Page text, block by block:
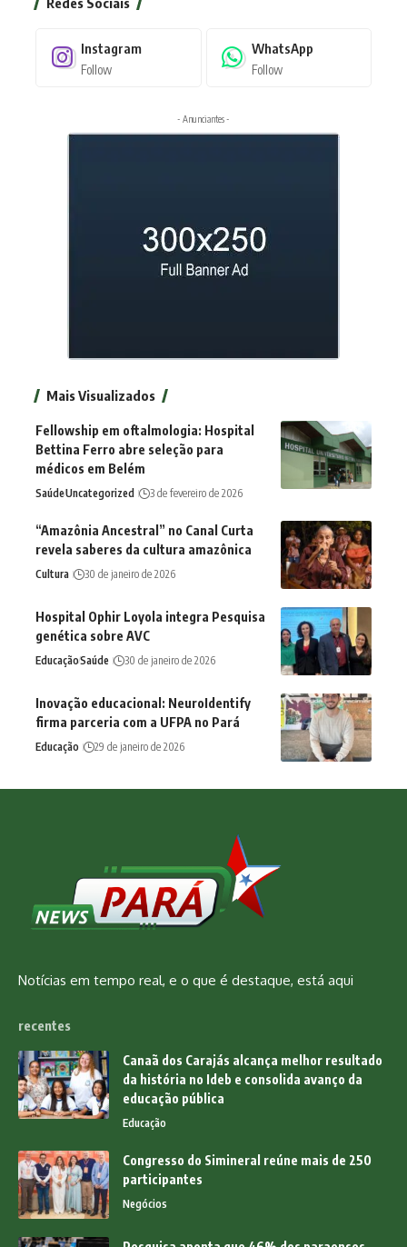
Instagram
Follow
WhatsApp
Follow
- Anunciantes -
Mais Visualizados
Fellowship em oftalmologia: Hospital
Bettina Ferro abre seleção para
médicos em Belém
SaúdeUncategorized 3 de fevereiro de 2026
“Amazônia Ancestral” no Canal Curta
revela saberes da cultura amazônica
Cultura 30 de janeiro de 2026
Hospital Ophir Loyola integra Pesquisa
genética sobre AVC
EducaçãoSaúde 30 de janeiro de 2026
Inovação educacional: NeuroIdentify
firma parceria com a UFPA no Pará
Educação 29 de janeiro de 2026
Notícias em tempo real, e o que é destaque, está aqui
recentes
Canaã dos Carajás alcança melhor resultado
da história no Ideb e consolida avanço da
educação pública
Educação
Congresso do Simineral reúne mais de 250
participantes
Negócios